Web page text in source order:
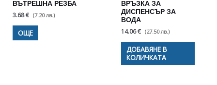
ВЪТРЕШНА РЕЗБА
3.68 € (7.20 лв.)
ОЩЕ
ВРЪЗКА ЗА
ДИСПЕНСЪР ЗА
ВОДА
14.06 € (27.50 лв.)
ДОБАВЯНЕ В
КОЛИЧКАТА